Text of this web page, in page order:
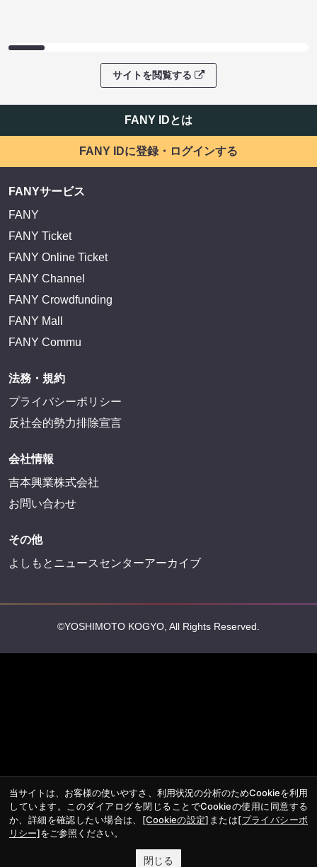
FANY IDに登録・ログインする
FANYサービス
FANY
FANY Ticket
FANY Crowdfunding
FANY Mall
FANY Commu
法務・規約
プライバシーポリシー
反社会的勢力排除宣言
会社情報
その他
当サイトは、お客様の使いやすさ、利用状況の分析のためCookieを利用
しています。このダイアログを閉じることでCookieの使用に同意する
か、詳細を確認したい場合は、 [Cookieの設定] または[プライバシーポ
リシー]をご参照ください。
閉じる